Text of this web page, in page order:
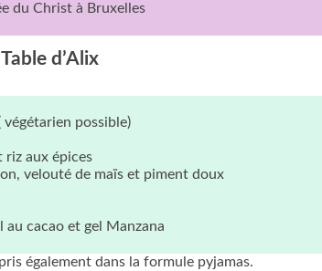
du Christ à Bruxelles
d’Alix
végétarien possible)
riz aux épices
velouté de maïs et piment doux
cacao et gel Manzana
également dans la formule pyjamas.